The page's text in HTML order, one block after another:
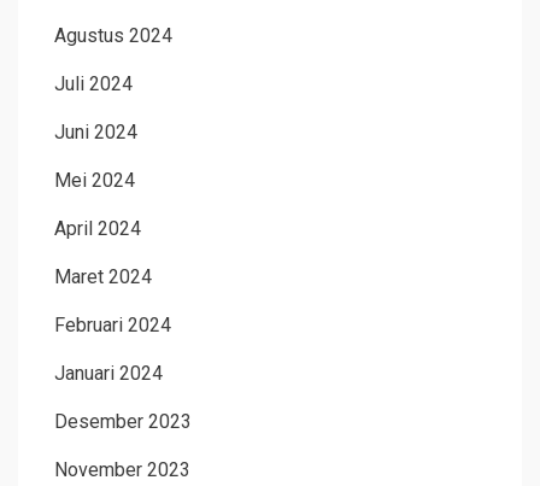
Agustus 2024
Juli 2024
Juni 2024
Mei 2024
April 2024
Maret 2024
Februari 2024
Januari 2024
Desember 2023
November 2023